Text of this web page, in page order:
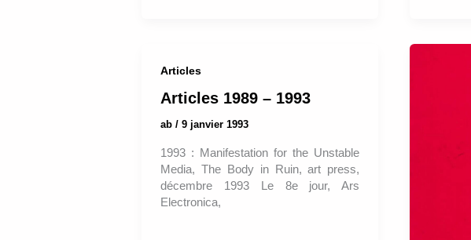
Articles
Articles 1989 – 1993
ab / 9 janvier 1993
1993 : Manifestation for the Unstable
Media, The Body in Ruin, art press,
décembre 1993 Le 8e jour, Ars
Electronica,